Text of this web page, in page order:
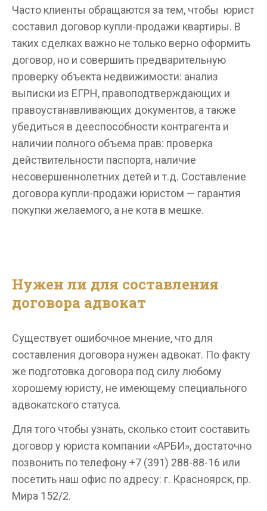
Часто клиенты обращаются за тем, чтобы юрист
составил договор купли-продажи квартиры. В
таких сделках важно не только верно оформить
договор, но и совершить предварительную
проверку объекта недвижимости: анализ
выписки из ЕГРН, правоподтверждающих и
правоустанавливающих документов, а также
убедиться в дееспособности контрагента и
наличии полного объема прав: проверка
действительности паспорта, наличие
несовершеннолетних детей и т.д. Составление
договора купли-продажи юристом — гарантия
покупки желаемого, а не кота в мешке.
Нужен ли для составления
договора адвокат
Существует ошибочное мнение, что для
составления договора нужен адвокат. По факту
же подготовка договора под силу любому
хорошему юристу, не имеющему специального
адвокатского статуса.
Для того чтобы узнать, сколько стоит составить
договор у юриста компании «АРБИ», достаточно
позвонить по телефону +7 (391) 288-88-16 или
посетить наш офис по адресу: г. Красноярск, пр.
Мира 152/2.